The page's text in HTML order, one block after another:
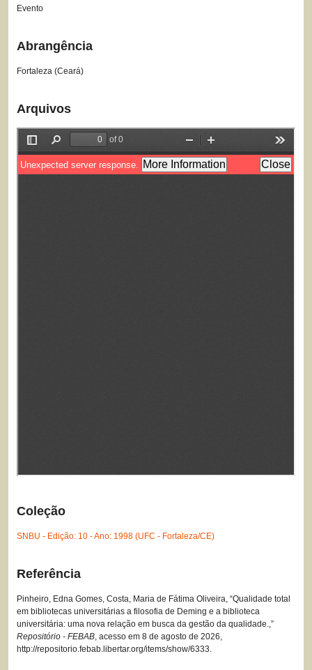
Evento
Abrangência
Fortaleza (Ceará)
Arquivos
Coleção
SNBU - Edição: 10 - Ano: 1998 (UFC - Fortaleza/CE)
Referência
Pinheiro, Edna Gomes, Costa, Maria de Fátima Oliveira, “Qualidade total
em bibliotecas universitárias a filosofia de Deming e a biblioteca
universitária: uma nova relação em busca da gestão da qualidade.,”
Repositório - FEBAB, acesso em 8 de agosto de 2026,
http://repositorio.febab.libertar.org/items/show/6333.